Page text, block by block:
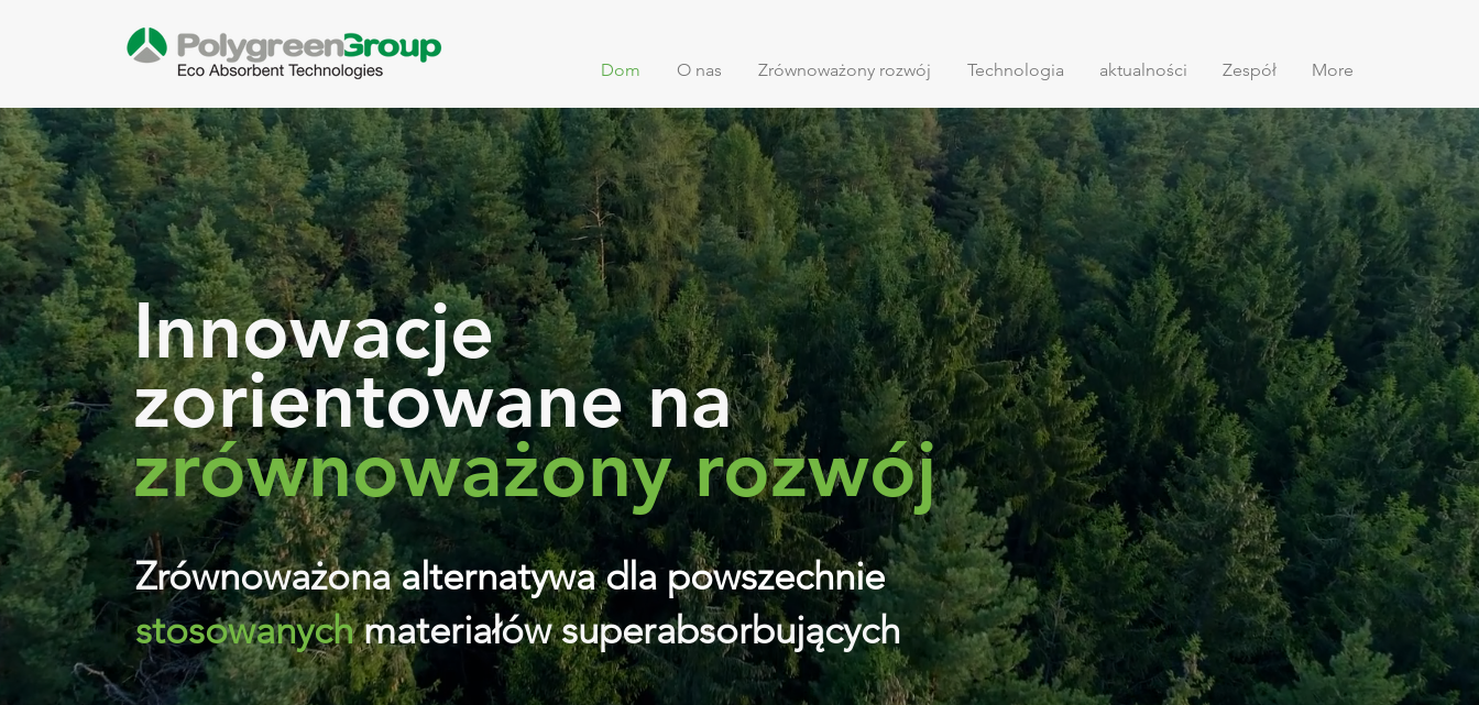
Dom O nas Zrównoważony rozwój Technologia aktualności Zespół More
Innowacje
zorientowane na
zrównoważony rozwój
Zrównoważona alternatywa dla powszechnie
stosowanych materiałów superabsorbujących